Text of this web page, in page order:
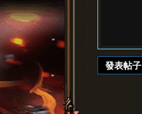
發表帖子